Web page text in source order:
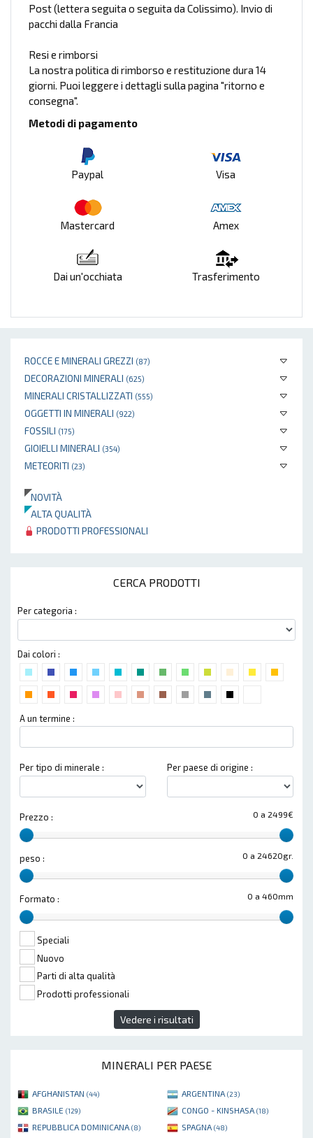
ROCCE E MINERALI GREZZI (87)
DECORAZIONI MINERALI (625)
MINERALI CRISTALLIZZATI (555)
OGGETTI IN MINERALI (922)
FOSSILI (175)
GIOIELLI MINERALI (354)
METEORITI (23)
NOVITÀ
ALTA QUALITÀ
PRODOTTI PROFESSIONALI
CERCA PRODOTTI
Per categoria :
Dai colori :
A un termine :
Per tipo di minerale : Per paese di origine :
0 a 2499€
Prezzo :
0 a 24620gr.
peso :
0 a 460mm
Formato :
Speciali
Nuovo
Parti di alta qualità
Prodotti professionali
Vedere i risultati
MINERALI PER PAESE
AFGHANISTAN (44) ARGENTINA (23)
BRASILE (129) CONGO - KINSHASA (18)
REPUBBLICA DOMINICANA (8) SPAGNA (48)
Post (lettera seguita o seguita da Colissimo). Invio di
pacchi dalla Francia
Resi e rimborsi
La nostra politica di rimborso e restituzione dura 14
giorni. Puoi leggere i dettagli sulla pagina "ritorno e
consegna".
Metodi di pagamento
Paypal Visa
Mastercard Amex
Dai un'occhiata Trasferimento